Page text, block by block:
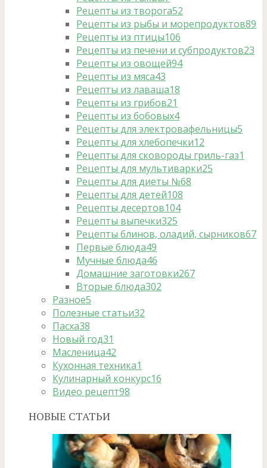
Рецепты из творога52
Рецепты из рыбы и морепродуктов89
Рецепты из птицы106
Рецепты из печени и субпродуктов23
Рецепты из овощей94
Рецепты из мяса43
Рецепты из лаваша18
Рецепты из грибов21
Рецепты из бобовых4
Рецепты для электровафельницы5
Рецепты для хлебопечки12
Рецепты для сковороды гриль-газ1
Рецепты для мультиварки25
Рецепты для диеты №68
Рецепты для детей108
Рецепты десертов104
Рецепты выпечки325
Рецепты блинов, оладий, сырников67
Первые блюда49
Мучные блюда46
Домашние заготовки267
Вторые блюда302
Разное5
Полезные статьи32
Пасха38
Новый год31
Масленица42
Кухонная техника1
Кулинарный конкурс16
Видео рецепт98
НОВЫЕ СТАТЬИ